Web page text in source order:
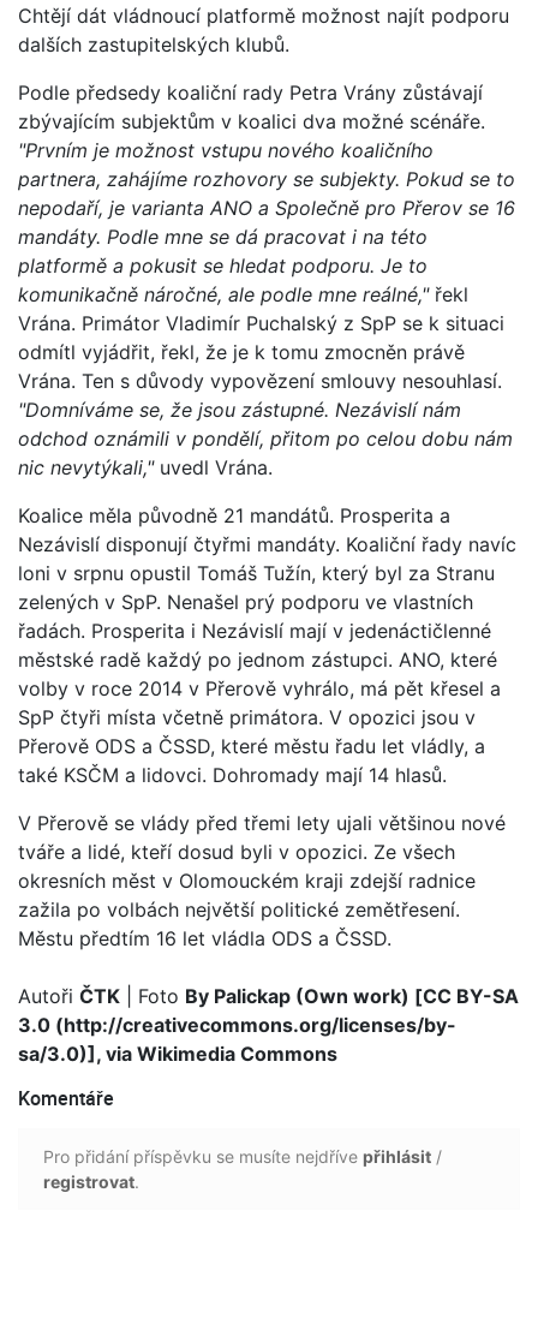
Chtějí dát vládnoucí platformě možnost najít podporu
dalších zastupitelských klubů.
Podle předsedy koaliční rady Petra Vrány zůstávají
zbývajícím subjektům v koalici dva možné scénáře.
"Prvním je možnost vstupu nového koaličního
partnera, zahájíme rozhovory se subjekty. Pokud se to
nepodaří, je varianta ANO a Společně pro Přerov se 16
mandáty. Podle mne se dá pracovat i na této
platformě a pokusit se hledat podporu. Je to
komunikačně náročné, ale podle mne reálné,"řekl
Vrána. Primátor Vladimír Puchalský z SpP se k situaci
odmítl vyjádřit, řekl, že je k tomu zmocněn právě
Vrána. Ten s důvody vypovězení smlouvy nesouhlasí.
"Domníváme se, že jsou zástupné. Nezávislí nám
odchod oznámili v pondělí, přitom po celou dobu nám
nic nevytýkali,"uvedl Vrána.
Koalice měla původně 21 mandátů. Prosperita a
Nezávislí disponují čtyřmi mandáty. Koaliční řady navíc
loni v srpnu opustil Tomáš Tužín, který byl za Stranu
zelených v SpP. Nenašel prý podporu ve vlastních
řadách. Prosperita i Nezávislí mají v jedenáctičlenné
městské radě každý po jednom zástupci. ANO, které
volby v roce 2014 v Přerově vyhrálo, má pět křesel a
SpP čtyři místa včetně primátora. V opozici jsou v
Přerově ODS a ČSSD, které městu řadu let vládly, a
také KSČM a lidovci. Dohromady mají 14 hlasů.
V Přerově se vlády před třemi lety ujali většinou nové
tváře a lidé, kteří dosud byli v opozici. Ze všech
okresních měst v Olomouckém kraji zdejší radnice
zažila po volbách největší politické zemětřesení.
Městu předtím 16 let vládla ODS a ČSSD.
Autoři ČTK | Foto By Palickap (Own work) [CC BY-SA
3.0 (http://creativecommons.org/licenses/by-
sa/3.0)], via Wikimedia Commons
Komentáře
Pro přidání příspěvku se musíte nejdříve přihlásit /
registrovat.